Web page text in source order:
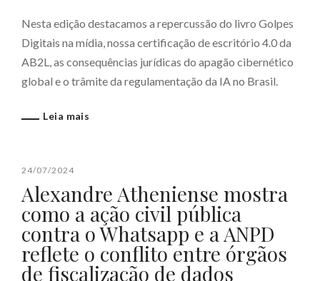
Nesta edição destacamos a repercussão do livro Golpes
Digitais na mídia, nossa certificação de escritório 4.0 da
AB2L, as consequências jurídicas do apagão cibernético
global e o trâmite da regulamentação da IA no Brasil.
Leia mais
24/07/2024
Alexandre Atheniense mostra
como a ação civil pública
contra o Whatsapp e a ANPD
reflete o conflito entre órgãos
de fiscalização de dados